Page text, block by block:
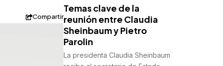
Compartir
Temas clave de la
reunión entre Claudia
Sheinbaum y Pietro
Parolin
La presidenta Claudia Sheinbaum